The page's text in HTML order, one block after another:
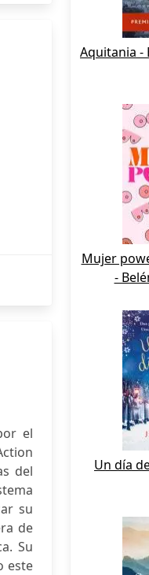
el
del
su
de
Su
este
Aquitania -
Mujer
-
Un día